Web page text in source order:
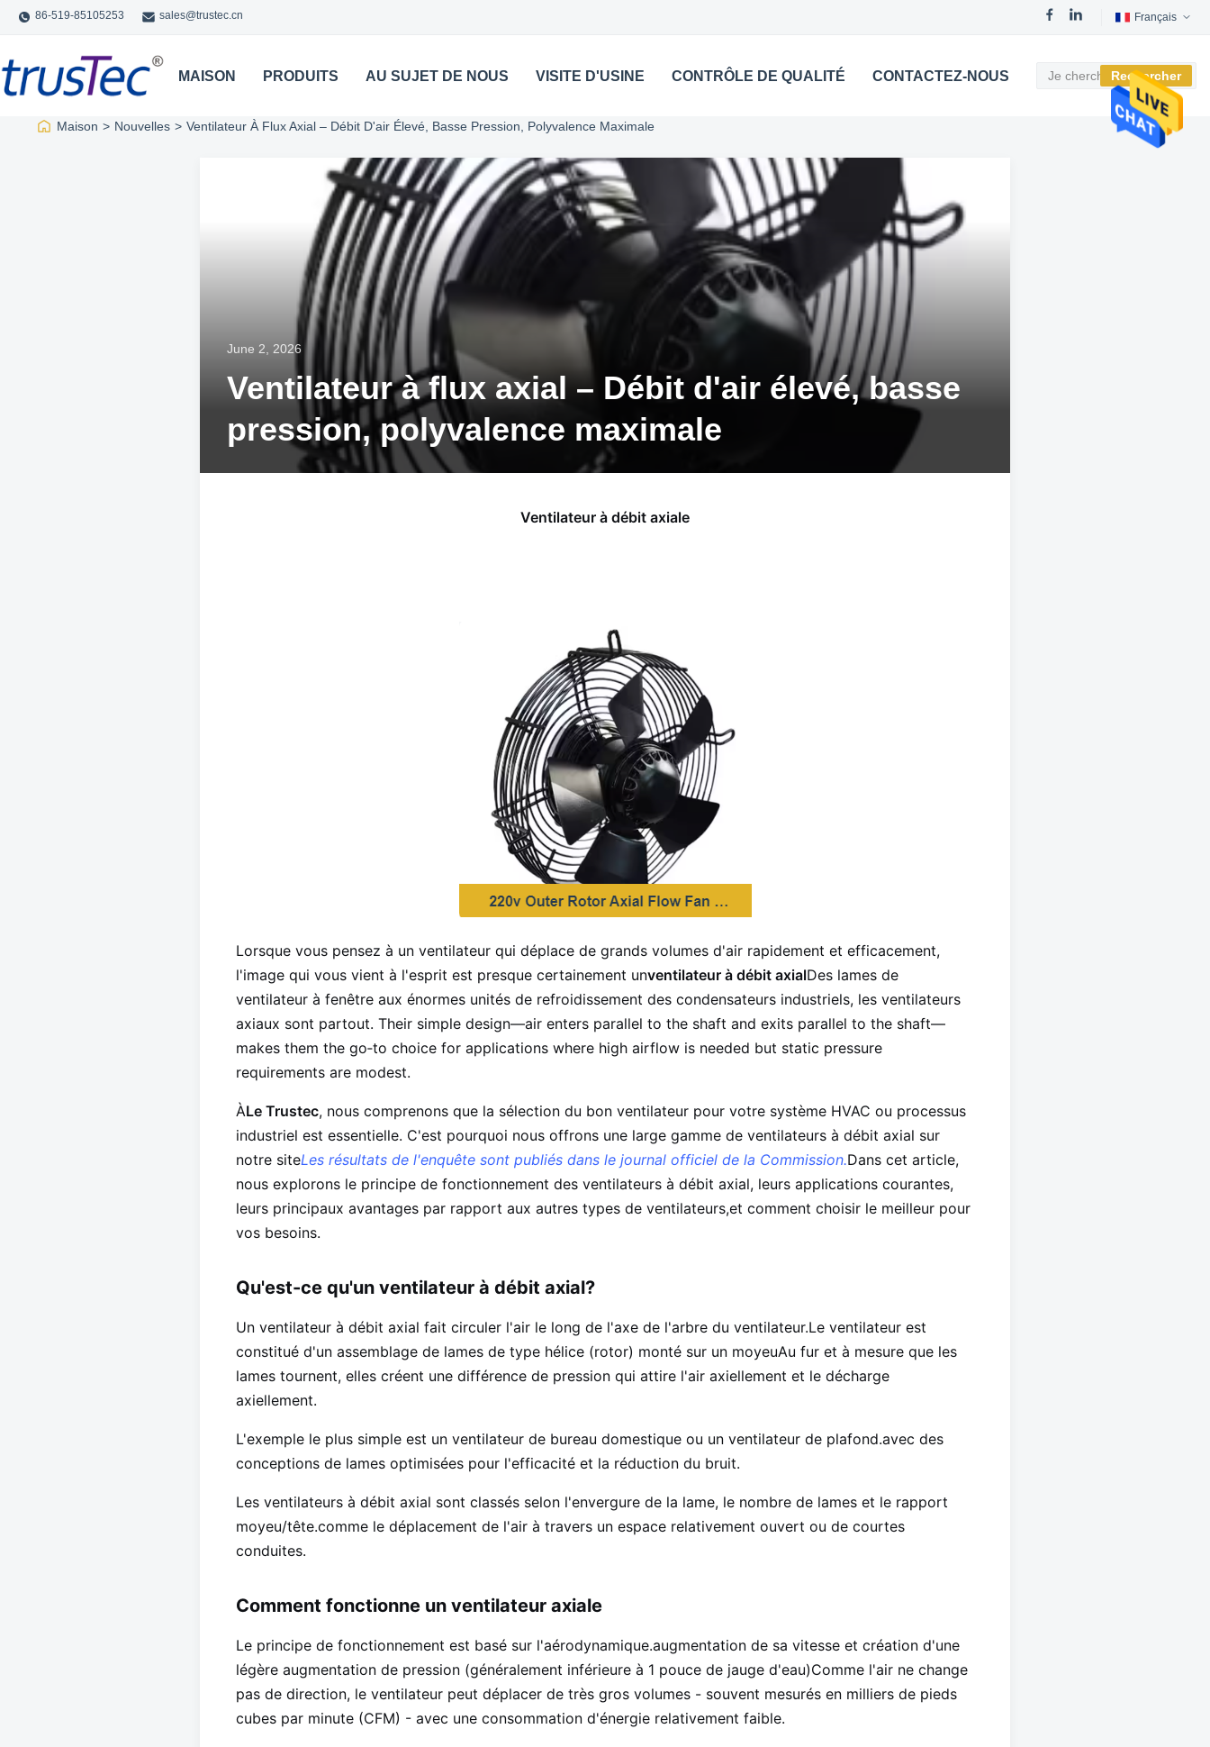
86-519-85105253 sales@trustec.cn Français
MAISON PRODUITS AU SUJET DE NOUS VISITE D'USINE CONTRÔLE DE QUALITÉ CONTACTEZ-NOUS Rechercher
Maison > Nouvelles > Ventilateur À Flux Axial – Débit D'air Élevé, Basse Pression, Polyvalence Maximale
June 2, 2026
Ventilateur à flux axial – Débit d'air élevé, basse
pression, polyvalence maximale
Ventilateur à débit axiale
Lorsque vous pensez à un ventilateur qui déplace de grands volumes d'air rapidement et efficacement,
l'image qui vous vient à l'esprit est presque certainement unventilateur à débit axialDes lames de
ventilateur à fenêtre aux énormes unités de refroidissement des condensateurs industriels, les ventilateurs
axiaux sont partout. Their simple design—air enters parallel to the shaft and exits parallel to the shaft—
makes them the go‑to choice for applications where high airflow is needed but static pressure
requirements are modest.
ÀLe Trustec, nous comprenons que la sélection du bon ventilateur pour votre système HVAC ou processus
industriel est essentielle. C'est pourquoi nous offrons une large gamme de ventilateurs à débit axial sur
notre siteLes résultats de l'enquête sont publiés dans le journal officiel de la Commission.Dans cet article,
nous explorons le principe de fonctionnement des ventilateurs à débit axial, leurs applications courantes,
leurs principaux avantages par rapport aux autres types de ventilateurs,et comment choisir le meilleur pour
vos besoins.
Qu'est-ce qu'un ventilateur à débit axial?
Un ventilateur à débit axial fait circuler l'air le long de l'axe de l'arbre du ventilateur.Le ventilateur est
constitué d'un assemblage de lames de type hélice (rotor) monté sur un moyeuAu fur et à mesure que les
lames tournent, elles créent une différence de pression qui attire l'air axiellement et le décharge
axiellement.
L'exemple le plus simple est un ventilateur de bureau domestique ou un ventilateur de plafond.avec des
conceptions de lames optimisées pour l'efficacité et la réduction du bruit.
Les ventilateurs à débit axial sont classés selon l'envergure de la lame, le nombre de lames et le rapport
moyeu/tête.comme le déplacement de l'air à travers un espace relativement ouvert ou de courtes
conduites.
Comment fonctionne un ventilateur axiale
Le principe de fonctionnement est basé sur l'aérodynamique.augmentation de sa vitesse et création d'une
légère augmentation de pression (généralement inférieure à 1 pouce de jauge d'eau)Comme l'air ne change
pas de direction, le ventilateur peut déplacer de très gros volumes - souvent mesurés en milliers de pieds
cubes par minute (CFM) - avec une consommation d'énergie relativement faible.